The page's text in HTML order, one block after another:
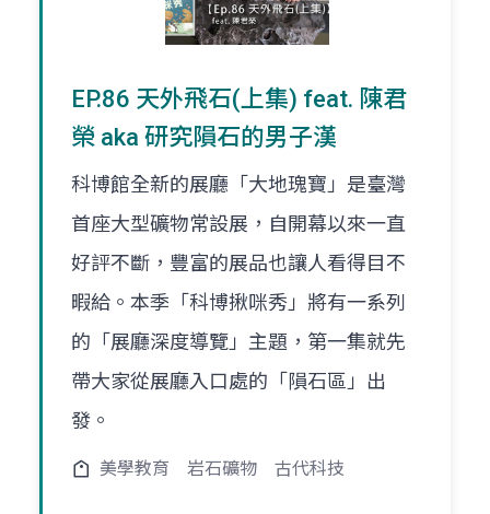
EP.86 天外飛石(上集) feat. 陳君
榮 aka 研究隕石的男子漢
科博館全新的展廳「大地瑰寶」是臺灣
首座大型礦物常設展，自開幕以來一直
好評不斷，豐富的展品也讓人看得目不
暇給。本季「科博揪咪秀」將有一系列
的「展廳深度導覽」主題，第一集就先
帶大家從展廳入口處的「隕石區」出
發。
美學教育 岩石礦物 古代科技